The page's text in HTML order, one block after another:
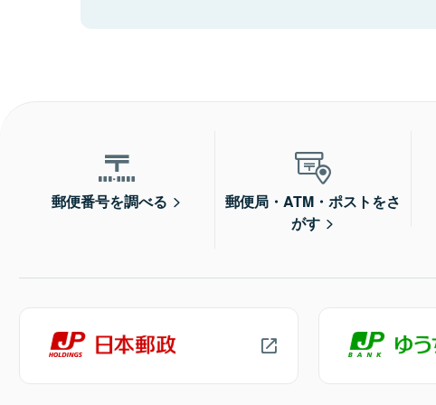
郵便番号を調べる
郵便局・ATM・ポストをさ
がす